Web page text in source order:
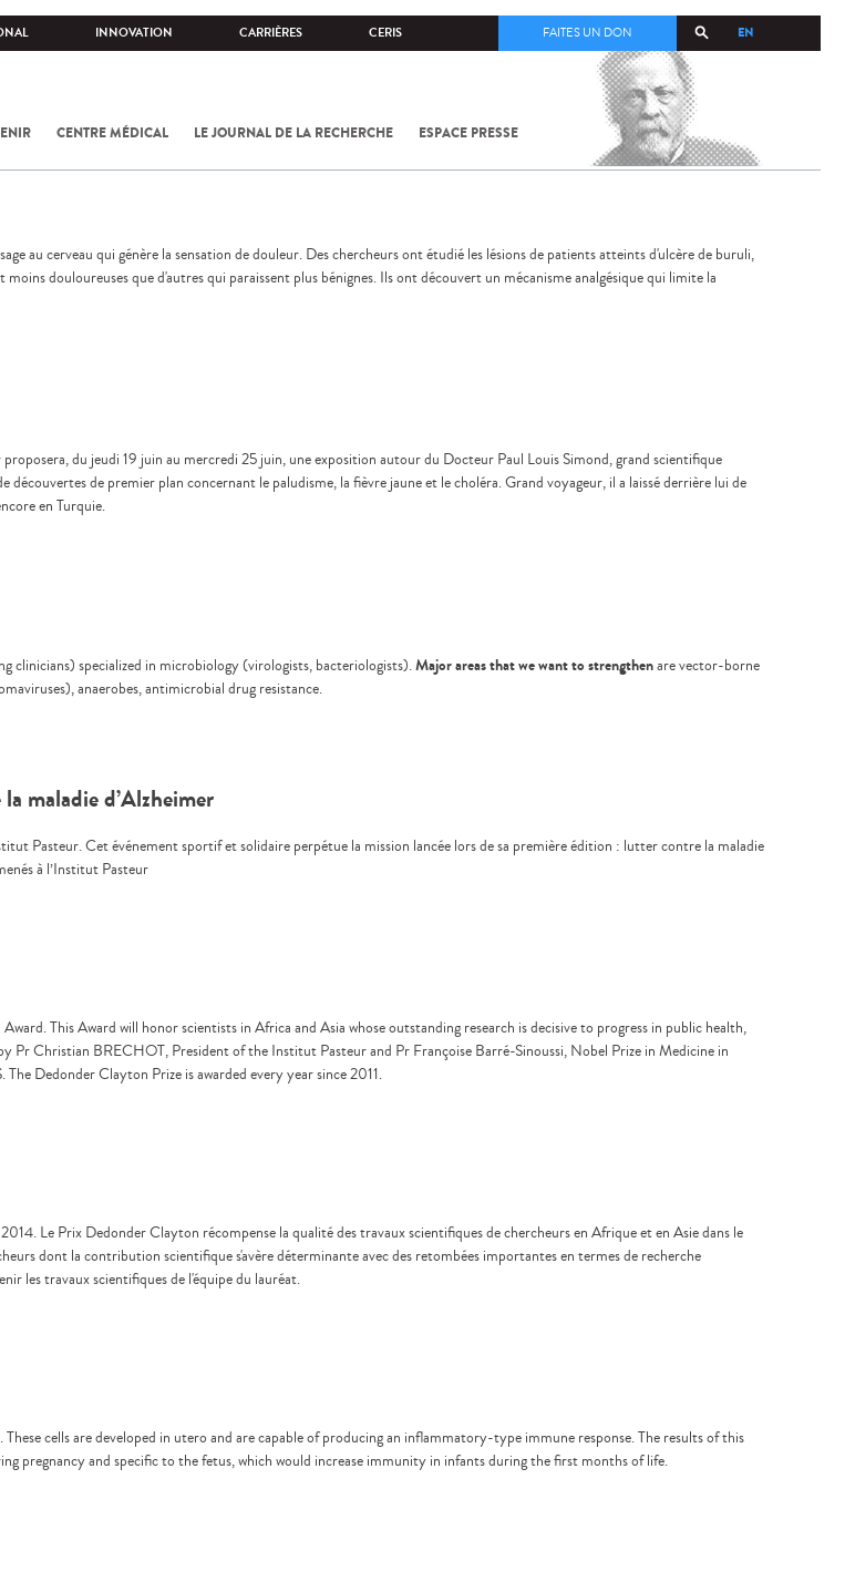
INNOVATION CARRIÈRES CERIS EN
FAITES UN DON
CENTRE MÉDICAL LE JOURNAL DE LA RECHERCHE ESPACE PRESSE
COV-2 /
PASTEUR
au cerveau qui génère la sensation de douleur. Des chercheurs ont étudié les lésions de patients atteints d'ulcère de buruli,
douloureuses que d'autres qui paraissent plus bénignes. Ils ont découvert un mécanisme analgésique qui limite la
du jeudi 19 juin au mercredi 25 juin, une exposition autour du Docteur Paul Louis Simond, grand scientifique
de premier plan concernant le paludisme, la fièvre jaune et le choléra. Grand voyageur, il a laissé derrière lui de
en Turquie.
specialized in microbiology (virologists, bacteriologists).Major areas that we want to strengthenare vector-borne
anaerobes, antimicrobial drug resistance.
maladie d’Alzheimer
Pasteur. Cet événement sportif et solidaire perpétue la mission lancée lors de sa première édition : lutter contre la maladie
à l’Institut Pasteur
This Award will honor scientists in Africa and Asia whose outstanding research is decisive to progress in public health,
Pr Christian BRECHOT, President of the Institut Pasteur and Pr Françoise Barré-Sinoussi, Nobel Prize in Medicine in
Dedonder Clayton Prize is awarded every year since 2011.
Le Prix Dedonder Clayton récompense la qualité des travaux scientifiques de chercheurs en Afrique et en Asie dans le
dont la contribution scientifique s'avère déterminante avec des retombées importantes en termes de recherche
les travaux scientifiques de l'équipe du lauréat.
cells are developed in utero and are capable of producing an inflammatory-type immune response. The results of this
pregnancy and specific to the fetus, which would increase immunity in infants during the first months of life.